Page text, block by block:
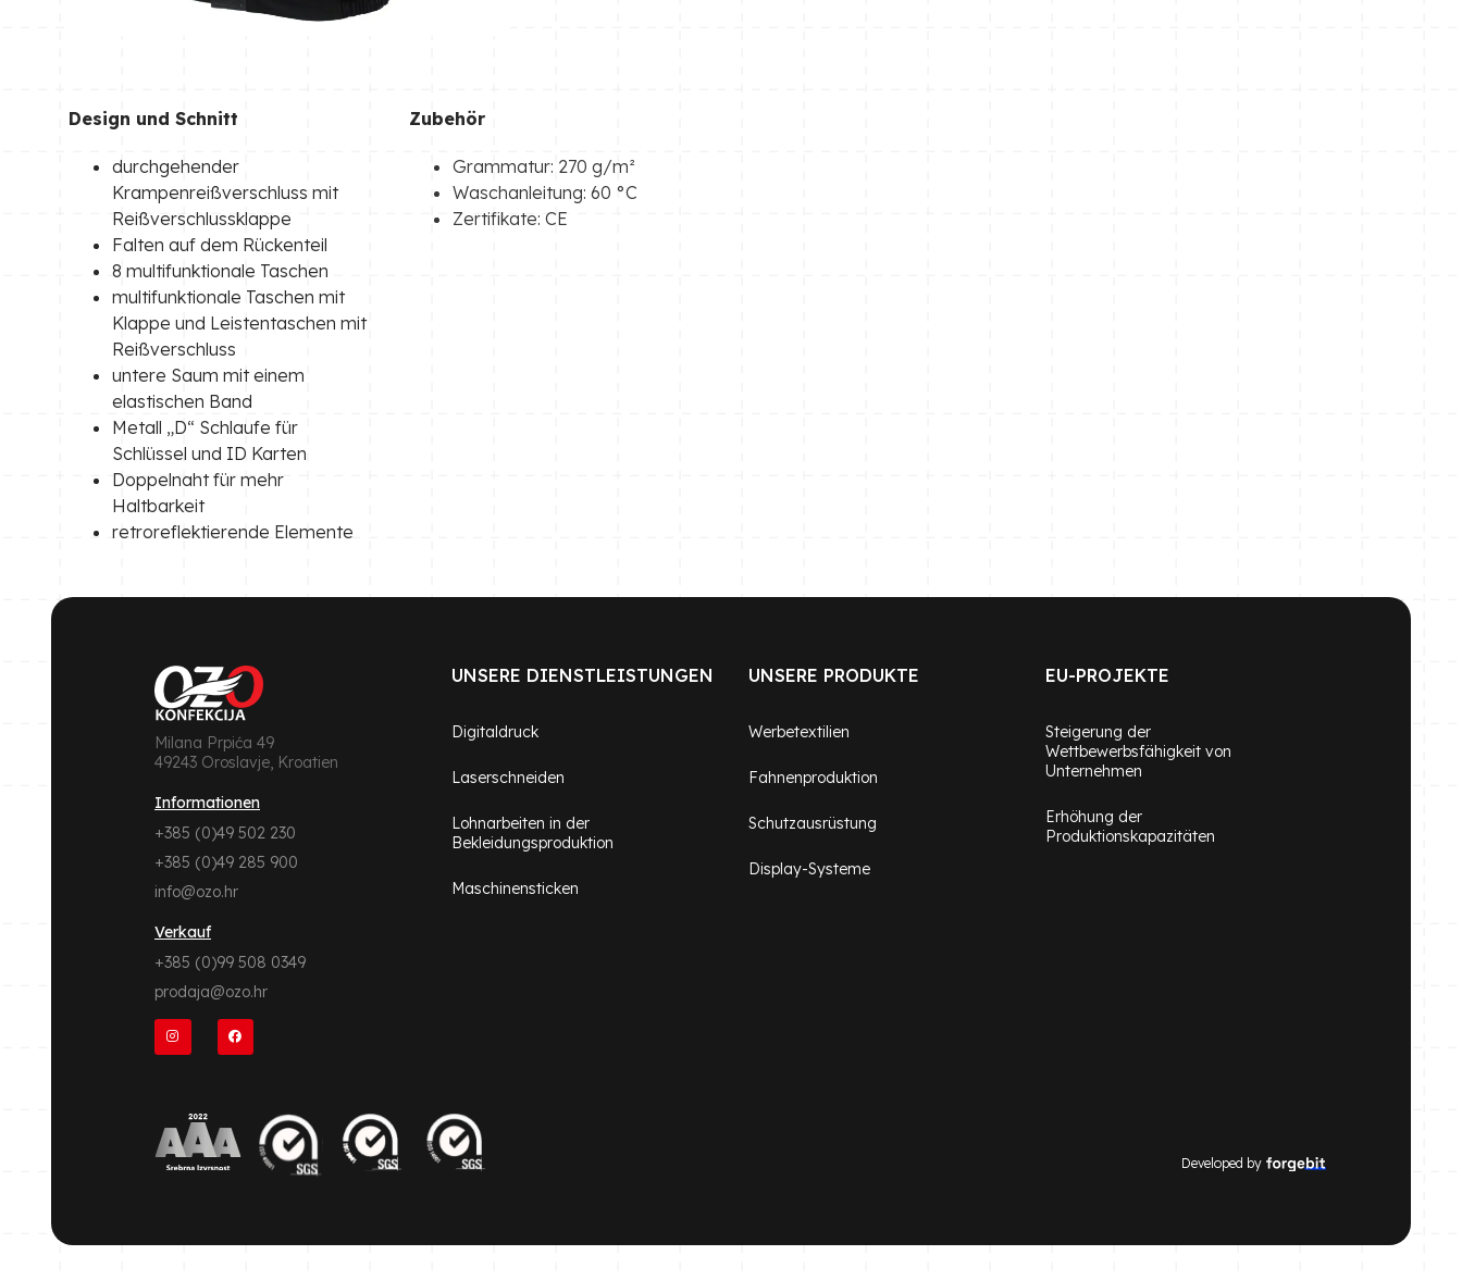
Design und Schnitt
durchgehender
Krampenreißverschluss mit
Reißverschlussklappe
Falten auf dem Rückenteil
8 multifunktionale Taschen
multifunktionale Taschen mit
Klappe und Leistentaschen mit
Reißverschluss
untere Saum mit einem
elastischen Band
Metall „D“ Schlaufe für
Schlüssel und ID Karten
Doppelnaht für mehr
Haltbarkeit
retroreflektierende Elemente
Zubehör
Grammatur: 270 g/m²
Waschanleitung: 60 °C
Zertifikate: CE
Milana Prpića 49
49243 Oroslavje, Kroatien
Informationen
+385 (0)49 502 230
+385 (0)49 285 900
info@ozo.hr
Verkauf
+385 (0)99 508 0349
prodaja@ozo.hr
UNSERE DIENSTLEISTUNGEN
Digitaldruck
Laserschneiden
Lohnarbeiten in der
Bekleidungsproduktion
Maschinensticken
UNSERE PRODUKTE
Werbetextilien
Fahnenproduktion
Schutzausrüstung
Display-Systeme
EU-PROJEKTE
Steigerung der
Wettbewerbsfähigkeit von
Unternehmen
Erhöhung der
Produktionskapazitäten
Developed by